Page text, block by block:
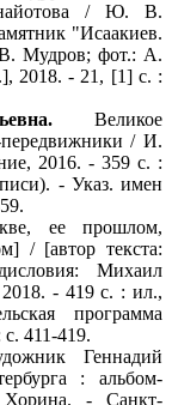
/ Ю. В.
"Исаакиев.
Мудров; фот.: А.
2018. - 21, [1] c. :
Великое
передвижники / И.
2016. - 359 с. :
- Указ. имен
ее прошлом,
/ [автор текста:
Михаил
- 419 с. : ил.,
программа
411-419.
Геннадий
: альбом-
- Санкт-